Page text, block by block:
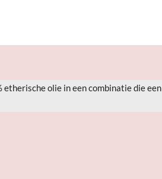
olie in een combinatie die een